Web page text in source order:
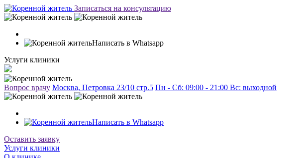
Записаться на консультацию
Написать в Whatsapp
Услуги клиники
Вопрос врачу Москва, Петровка 23/10 стр.5 Пн - Сб: 09:00 - 21:00 Вc: выходной
Написать в Whatsapp
Оставить заявку
Услуги клиники